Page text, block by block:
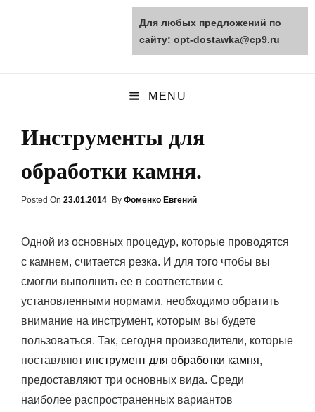
opt-dostawka.ru
MENU
Инструменты для
обработки камня.
Posted On Posted
23.01.2014 By Фоменко Евгений
Одной из основных процедур, которые проводятся
с камнем, считается резка. И для того чтобы вы
смогли выполнить ее в соответствии с
установленными нормами, необходимо обратить
внимание на инструмент, которым вы будете
пользоваться. Так, сегодня производители, которые
поставляют инструмент для обработки камня,
предоставляют три основных вида. Среди
наиболее распространенных вариантов
Для любых предложений по
сайту: opt-dostawka@cp9.ru